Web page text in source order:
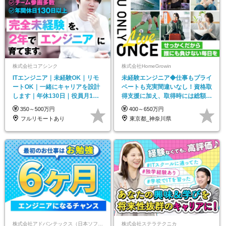
株式会社コアシンク
ITエンジニア｜未経験OK｜リモ
ートOK｜一緒にキャリアを設計
します｜年休130日｜役員月1面
談｜資格取得支援
350～500万円
フルリモートあり
株式会社HomeGrowin
未経験エンジニア◆仕事もプライ
ベートも充実間違いなし！資格取
得支援に加え、取得時には総額
158万円の報奨金！
400～650万円
東京都_神奈川県
株式会社アドバンテックス（日本ソフテックグループ合同募集） 株式会社ステラテクニカ